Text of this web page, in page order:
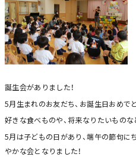
誕生会がありました！
5月生まれのお友だち、お誕生日おめで
好きな食べものや、将来なりたいものな
5月は子どもの日があり、端午の節句
やかな会となりました！